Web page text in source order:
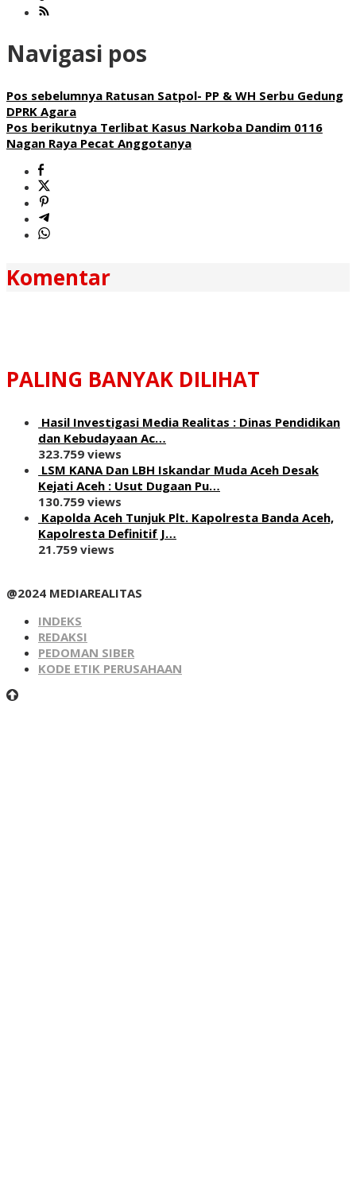
Navigasi pos
Pos sebelumnya Ratusan Satpol- PP & WH Serbu Gedung
DPRK Agara
Pos berikutnya Terlibat Kasus Narkoba Dandim 0116
Nagan Raya Pecat Anggotanya
Komentar
PALING BANYAK DILIHAT
Hasil Investigasi Media Realitas : ‎Dinas Pendidikan
dan Kebudayaan Ac…
323.759 views
LSM KANA Dan LBH Iskandar Muda Aceh Desak
Kejati Aceh : Usut Dugaan Pu…
130.759 views
Kapolda Aceh Tunjuk Plt. Kapolresta Banda Aceh,
Kapolresta Definitif J…
21.759 views
@2024 MEDIAREALITAS
INDEKS
REDAKSI
PEDOMAN SIBER
KODE ETIK PERUSAHAAN